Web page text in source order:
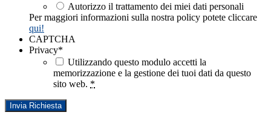
Autorizzo il trattamento dei miei dati personali
Per maggiori informazioni sulla nostra policy potete cliccare
qui!
CAPTCHA
Privacy*
Utilizzando questo modulo accetti la
memorizzazione e la gestione dei tuoi dati da questo
sito web. *